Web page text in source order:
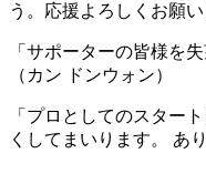
う。応援よろしくお願
「サポーターの皆様を
（カン ドンウォン）
「プロとしてのスター
くしてまいります。 あ